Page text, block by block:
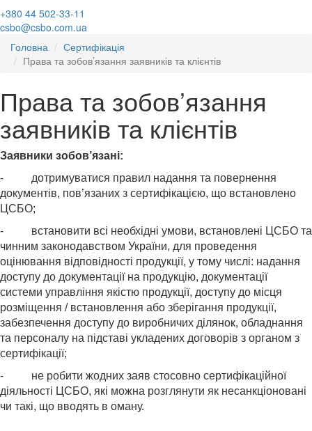
+380 44 502-33-11
csbo@csbo.com.ua
Головна
Сертифікація
Права та зобов’язання заявників та клієнтів
Права та зобов’язання
заявників та клієнтів
Заявники зобов’язані:
- дотримуватися правил надання та повернення
документів, пов’язаних з сертифікацією, що встановлено
ЦСБО;
- встановити всі необхідні умови, встановлені ЦСБО та
чинним законодавством України, для проведення
оцінювання відповідності продукції, у тому числі: надання
доступу до документації на продукцію, документації
системи управління якістю продукції, доступу до місця
розміщення / встановлення або зберігання продукції,
забезпечення доступу до виробничих ділянок, обладнання
та персоналу на підставі укладених договорів з органом з
сертифікації;
- не робити жодних заяв стосовно сертифікаційної
діяльності ЦСБО, які можна розглянути як несанкціоновані
чи такі, що вводять в оману.